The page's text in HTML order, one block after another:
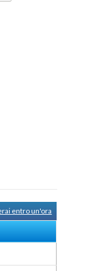
entro un'ora